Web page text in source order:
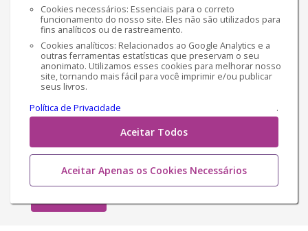
Cookies necessários: Essenciais para o correto
funcionamento do nosso site. Eles não são utilizados para
fins analíticos ou de rastreamento.
Cookies analíticos: Relacionados ao Google Analytics e a
outras ferramentas estatísticas que preservam o seu
anonimato. Utilizamos esses cookies para melhorar nosso
site, tornando mais fácil para você imprimir e/ou publicar
seus livros.
Política de Privacidade
.
Aceitar Todos
Aceitar Apenas os Cookies Necessários
Sinopse
Depois de um dia cansativo de trabalho, Papai Lu,
sem entender como, cai na Lua e acaba fazendo
amizade com dois alienígenas que o ajudam a
encontrar uma maneira de voltar a Terra. Mas não
será tão...
€ 7,25
Versão Ebook € 3,34